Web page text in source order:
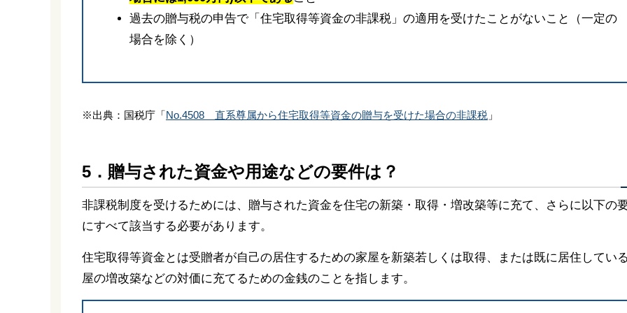
過去の贈与税の申告で「住宅取得等資金の非課税」の適用を受けたことがないこと（一定の
場合を除く）
※出典：国税庁「No.4508 直系尊属から住宅取得等資金の贈与を受けた場合の非課税 」
5．贈与された資金や用途などの要件は？
非課税制度を受けるためには、贈与された資金を住宅の新築・取得・増改築等に充て、さらに以下の
にすべて該当する必要があります。
住宅取得等資金とは受贈者が自己の居住するための家屋を新築若しくは取得、または既に居住してい
屋の増改築などの対価に充てるための金銭のことを指します。